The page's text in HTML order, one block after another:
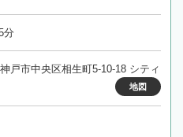
分
戸市中央区相生町5-10-18 シティ
地図